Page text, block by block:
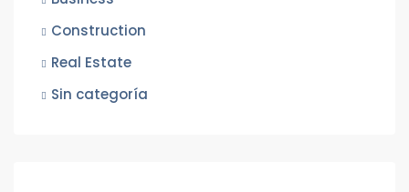
Construction
Real Estate
Sin categoría